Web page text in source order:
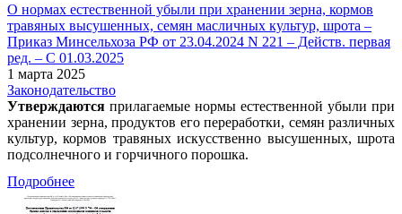
О нормах естественной убыли при хранении зерна, кормов
травяных высушенных, семян масличных культур, шрота –
Приказ Минсельхоза РФ от 23.04.2024 N 221 – Действ. первая
ред. – С 01.03.2025
1 марта 2025
Законодательство
Утверждаются прилагаемые нормы естественной убыли при
хранении зерна, продуктов его переработки, семян различных
культур, кормов травяных искусственно высушенных, шрота
подсолнечного и горчичного порошка.
Подробнее